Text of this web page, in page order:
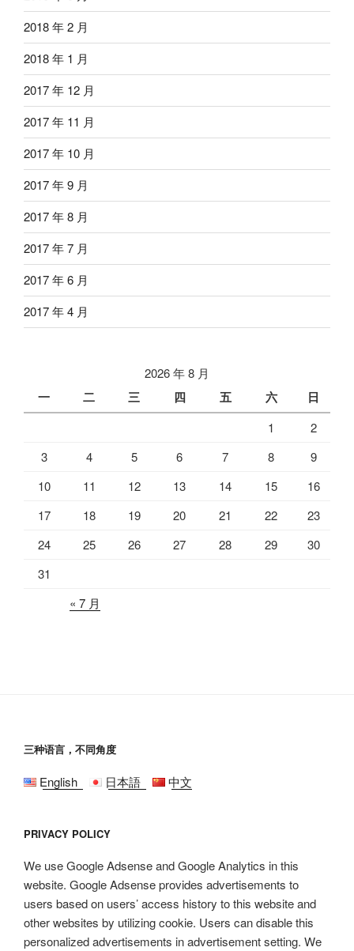
2018 年 2 月
2018 年 1 月
2017 年 12 月
2017 年 11 月
2017 年 10 月
2017 年 9 月
2017 年 8 月
2017 年 7 月
2017 年 6 月
2017 年 4 月
2026 年 8 月
一 二 三 四 五 六 日
1
2
3
4 5 6 7 8
9
10
11 12 13 14 15
16
17
18 19 20 21 22
23
24
25 26 27 28 29
30
31
« 7 月
三种语言，不同角度
English 日本語 中文
PRIVACY POLICY
We use Google Adsense and Google Analytics in this
website. Google Adsense provides advertisements to
users based on users’ access history to this website and
other websites by utilizing cookie. Users can disable this
personalized advertisements in advertisement setting. We